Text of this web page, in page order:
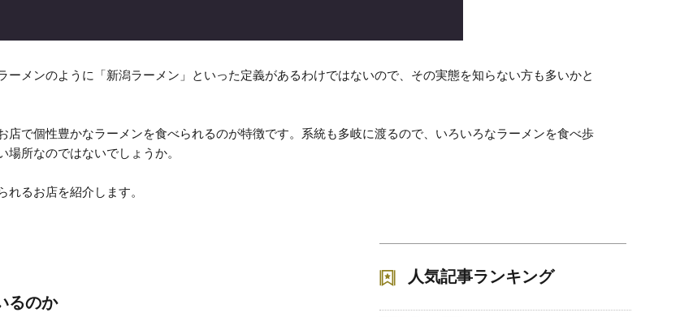
メンのように「新潟ラーメン」といった定義があるわけではないので、その実態を知らない方も多いかと
で個性豊かなラーメンを食べられるのが特徴です。系統も多岐に渡るので、いろいろなラーメンを食べ歩
所なのではないでしょうか。
るお店を紹介します。
るのか
人気記事ランキング